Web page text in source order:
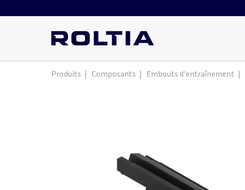
Produits | Composants | Embouts d'entraînement |